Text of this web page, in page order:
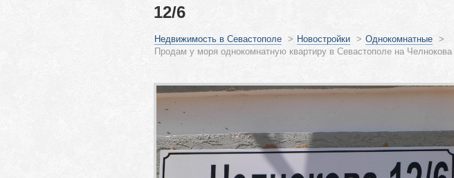
12/6
Недвижимость в Севастополе > Новостройки > Однокомнатные >
Продам у моря однокомнатную квартиру в Севастополе на Челнокова